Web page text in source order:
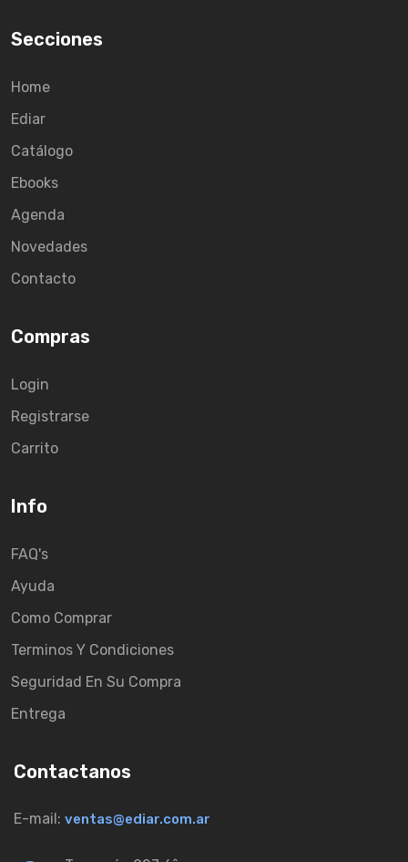
Secciones
Home
Ediar
Catálogo
Ebooks
Agenda
Novedades
Contacto
Compras
Login
Registrarse
Carrito
Info
FAQ's
Ayuda
Como Comprar
Terminos Y Condiciones
Seguridad En Su Compra
Entrega
Contactanos
E-mail: ventas@ediar.com.ar